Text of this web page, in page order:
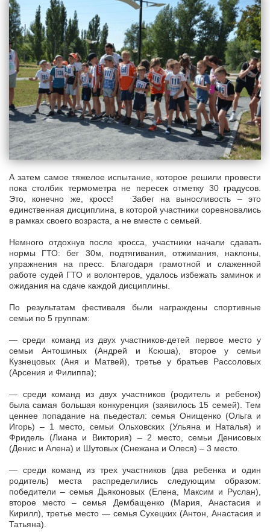
А затем самое тяжелое испытание, которое решили провести
пока столбик термометра не пересек отметку 30 градусов.
Это, конечно же, кросс! Забег на выносливость – это
единственная дисциплина, в которой участники соревновались
в рамках своего возраста, а не вместе с семьей.
Немного отдохнув после кросса, участники начали сдавать
нормы ГТО: бег 30м, подтягивания, отжимания, наклоны,
упражнения на пресс. Благодаря грамотной и слаженной
работе судей ГТО и волонтеров, удалось избежать заминок и
ожидания на сдаче каждой дисциплины.
По результатам фестиваля были награждены спортивные
семьи по 5 группам:
— среди команд из двух участников-детей первое место у
семьи Антошиных (Андрей и Ксюша), второе у семьи
Кузнецовых (Аня и Матвей), третье у братьев Рассоловых
(Арсения и Филиппа);
— среди команд из двух участников (родитель и ребенок)
была самая большая конкуренция (заявилось 15 семей). Тем
ценнее попадание на пьедестал: семья Онищенко (Ольга и
Игорь) – 1 место, семьи Ольховских (Ульяна и Наталья) и
Фридель (Лиана и Виктория) – 2 место, семьи Денисовых
(Денис и Алена) и Шутовых (Снежана и Олеся) – 3 место.
— среди команд из трех участников (два ребенка и один
родитель) места распределились следующим образом:
победители – семья Дьяконовых (Елена, Максим и Руслан),
второе место – семья Дембащенко (Мария, Анастасия и
Кирилл), третье место — семья Сухецких (Антон, Анастасия и
Татьяна).